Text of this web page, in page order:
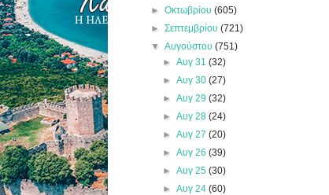
►Οκτωβρίου(605)
►Σεπτεμβρίου(721)
▼Αυγούστου(751)
► Αυγ 31 (32)
► Αυγ 30 (27)
► Αυγ 29 (32)
► Αυγ 28 (24)
► Αυγ 27 (20)
► Αυγ 26 (39)
► Αυγ 25 (30)
► Αυγ 24 (60)